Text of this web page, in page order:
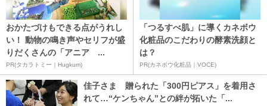
おかたづけもできる点がうれし
い！ 動物の鳴き声やセリフが盛
りだくさんの「アニア ...
PR(タカラトミー｜Hugkum)
「つるすべ肌」に導くカネボウ
化粧品のこだわりの酵素洗顔と
は？
PR(カネボウ化粧品｜VOCE)
佳子さま 贈られた「300円ピアス」を着用さ
れて…“ケンちゃん”との絆が拓いた「...